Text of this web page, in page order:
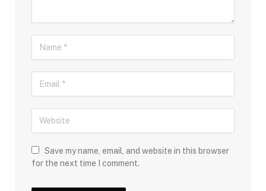
Save my name, email, and website in this browser
for the next time I comment.